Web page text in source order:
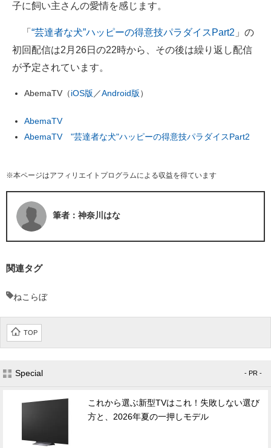
子に飼い主さんの愛情を感じます。
「 “芸達者な犬”ハッピーの得意技パラダイスPart2 」の
初回配信は2月26日の22時から、その後は繰り返し配信
が予定されています。
AbemaTV（iOS版／Android版）
AbemaTV
AbemaTV "芸達者な犬"ハッピーの得意技パラダイスPart2
※本ページはアフィリエイトプログラムによる収益を得ています
筆者：神奈川はな
関連タグ
ねこらぼ
TOP
Special - PR -
これから選ぶ新型TVはこれ！失敗しない選び
方と、2026年夏の一押しモデル